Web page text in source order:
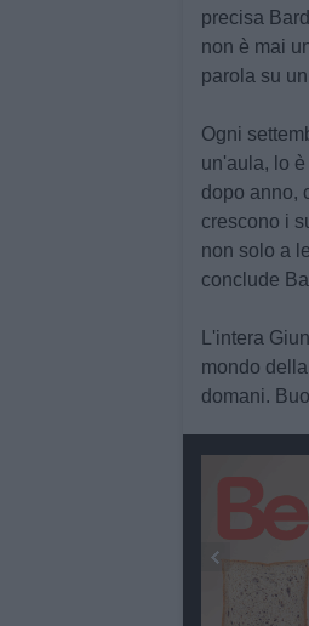
precisa
non è mai
parola su
Ogni
un'aula, lo
dopo anno,
crescono i
non solo a
conclude
L'intera
mondo
domani.